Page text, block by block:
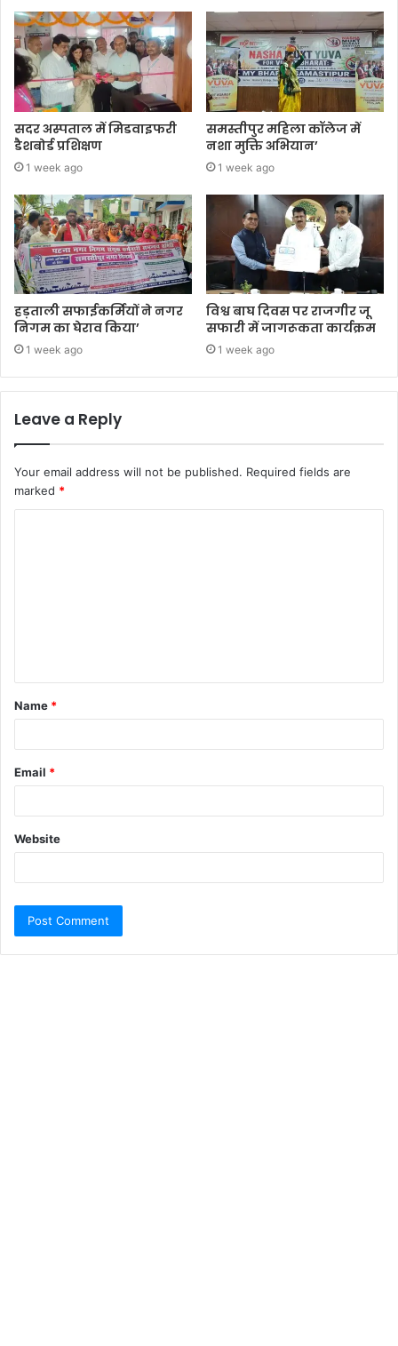
सदर अस्पताल में मिडवाइफरी
डैशबोर्ड प्रशिक्षण
1 week ago
समस्तीपुर महिला कॉलेज में
नशा मुक्ति अभियान’
1 week ago
हड़ताली सफाईकर्मियों ने नगर
निगम का घेराव किया’
1 week ago
विश्व बाघ दिवस पर राजगीर जू
सफारी में जागरूकता कार्यक्रम
1 week ago
Leave a Reply
Your email address will not be published. Required fields are
marked *
Name *
Email *
Website